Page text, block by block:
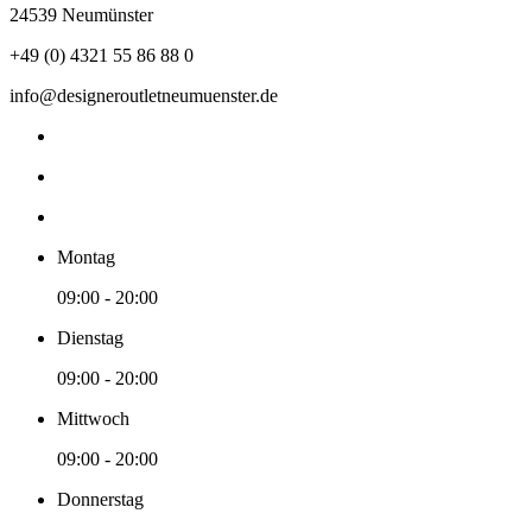
24539 Neumünster
+49 (0) 4321 55 86 88 0
info@designeroutletneumuenster.de
Montag
09:00 - 20:00
Dienstag
09:00 - 20:00
Mittwoch
09:00 - 20:00
Donnerstag